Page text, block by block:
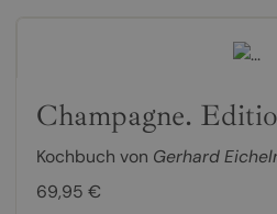
Champagne.
Kochbuch von Gerhard
69,95 €